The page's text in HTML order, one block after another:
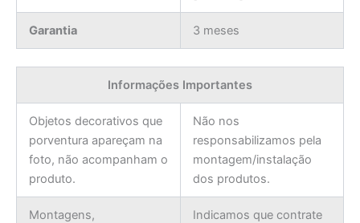
Garantia 3 meses
Informações Importantes
Objetos decorativos que
porventura apareçam na
foto, não acompanham o
produto.
Não nos
responsabilizamos pela
montagem/instalação
dos produtos.
Montagens,
Indicamos que contrate